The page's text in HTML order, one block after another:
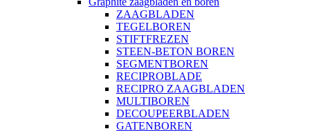
ZAAGBLADEN
TEGELBOREN
STIFTFREZEN
STEEN-BETON BOREN
SEGMENTBOREN
RECIPROBLADE
RECIPRO ZAAGBLADEN
MULTIBOREN
DECOUPEERBLADEN
GATENBOREN